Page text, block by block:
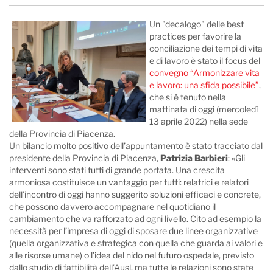
Un "decalogo" delle best
practices per favorire la
conciliazione dei tempi di vita
e di lavoro è stato il focus del
convegno “Armonizzare vita
e lavoro: una sfida possibile”,
che si è tenuto nella
mattinata di oggi (mercoledì
13 aprile 2022) nella sede
della Provincia di Piacenza.
Un bilancio molto positivo dell’appuntamento è stato tracciato dal
presidente della Provincia di Piacenza, Patrizia Barbieri: «Gli
interventi sono stati tutti di grande portata. Una crescita
armoniosa costituisce un vantaggio per tutti: relatrici e relatori
dell’incontro di oggi hanno suggerito soluzioni efficaci e concrete,
che possono davvero accompagnare nel quotidiano il
cambiamento che va rafforzato ad ogni livello. Cito ad esempio la
necessità per l’impresa di oggi di sposare due linee organizzative
(quella organizzativa e strategica con quella che guarda ai valori e
alle risorse umane) o l’idea del nido nel futuro ospedale, previsto
dallo studio di fattibilità dell’Ausl, ma tutte le relazioni sono state